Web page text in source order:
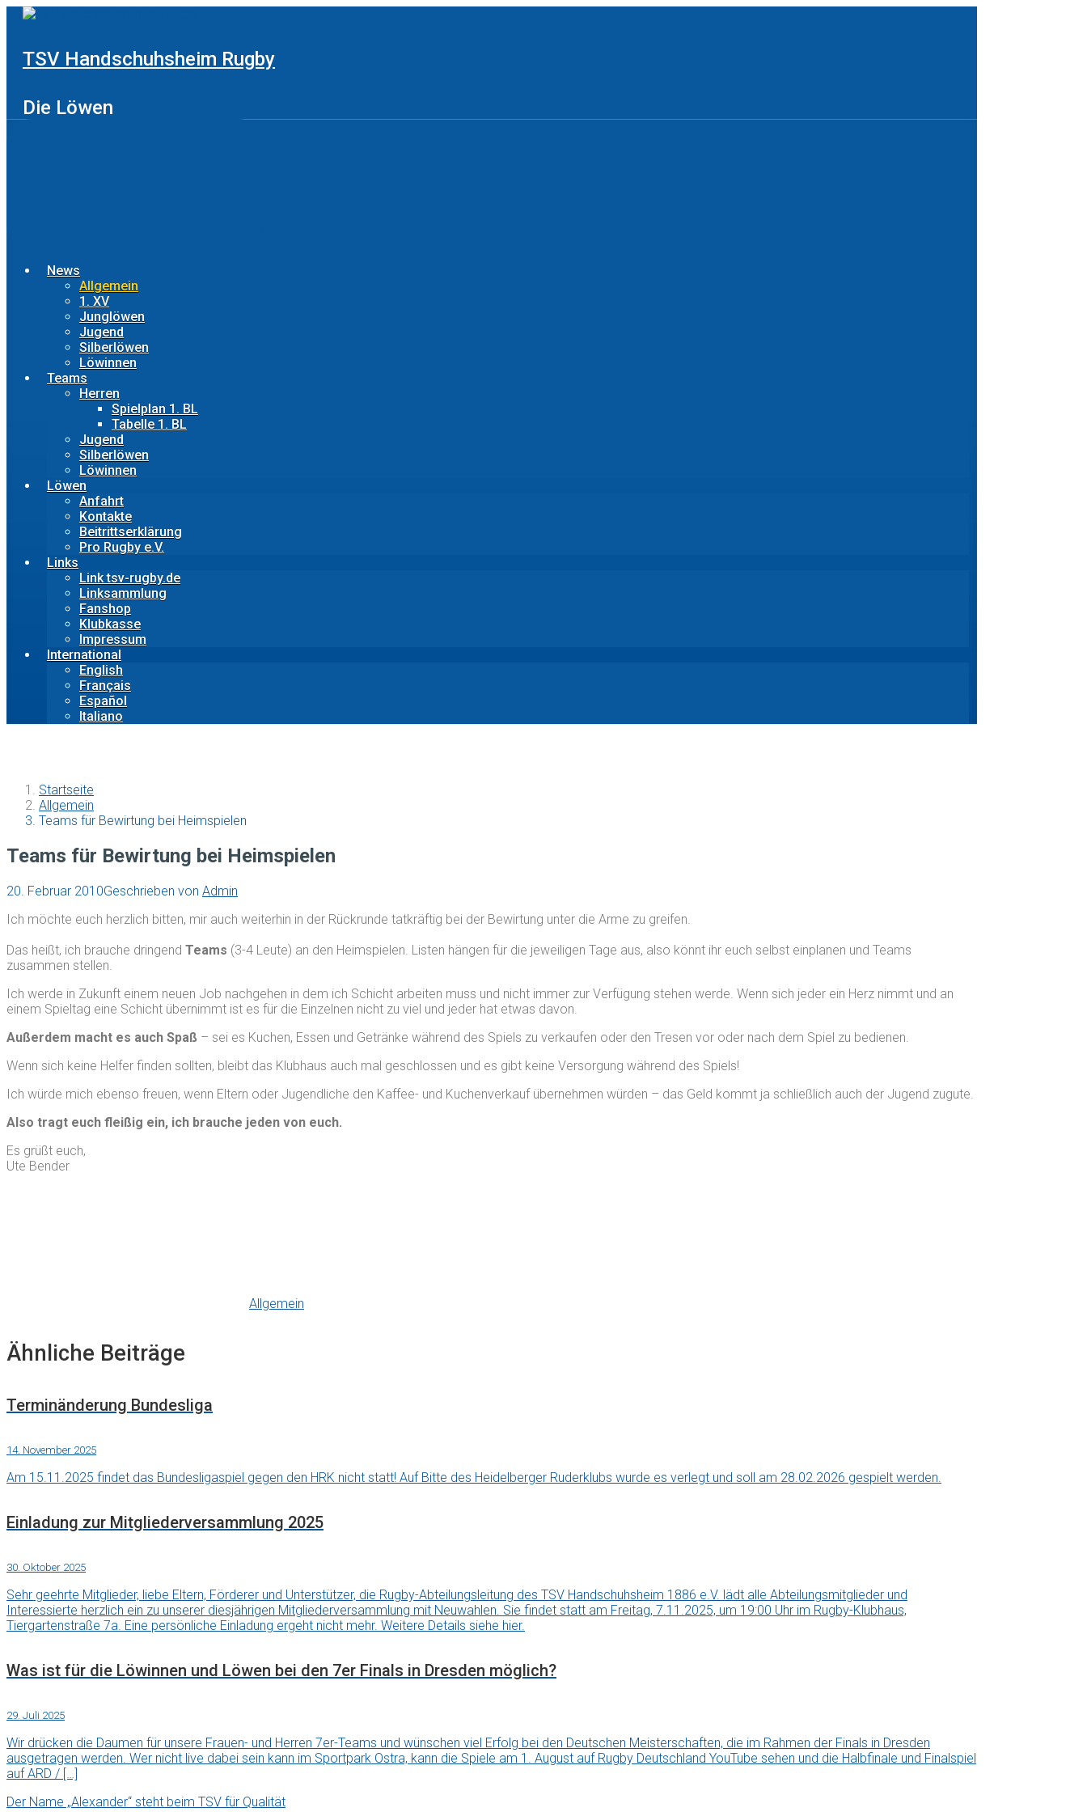
Zum
TSV Handschuhsheim Rugby
Die Löwen
News
Allgemein
1. XV
Junglöwen
Jugend
Silberlöwen
Löwinnen
Teams
Herren
Spielplan 1. BL
Tabelle 1. BL
Jugend
Silberlöwen
Löwinnen
Löwen
Anfahrt
Kontakte
Beitrittserklärung
Pro Rugby e.V.
Links
Link tsv-rugby.de
Linksammlung
Fanshop
Klubkasse
Impressum
International
English
Français
Español
Italiano
Startseite
Allgemein
Teams für Bewirtung bei Heimspielen
Teams für Bewirtung bei Heimspielen
20. Februar 2010Geschrieben von Admin
Ich möchte euch herzlich bitten, mir auch weiterhin in der Rückrunde tatkräftig bei der Bewirtung unter die Arme zu greifen.
Das heißt, ich brauche dringend Teams (3-4 Leute) an den Heimspielen. Listen hängen für die jeweiligen Tage aus, also könnt ihr euch selbst einplanen und Teams
zusammen stellen.
Ich werde in Zukunft einem neuen Job nachgehen in dem ich Schicht arbeiten muss und nicht immer zur Verfügung stehen werde. Wenn sich jeder ein Herz nimmt und an
einem Spieltag eine Schicht übernimmt ist es für die Einzelnen nicht zu viel und jeder hat etwas davon.
Außerdem macht es auch Spaß – sei es Kuchen, Essen und Getränke während des Spiels zu verkaufen oder den Tresen vor oder nach dem Spiel zu bedienen.
Wenn sich keine Helfer finden sollten, bleibt das Klubhaus auch mal geschlossen und es gibt keine Versorgung während des Spiels!
Ich würde mich ebenso freuen, wenn Eltern oder Jugendliche den Kaffee- und Kuchenverkauf übernehmen würden – das Geld kommt ja schließlich auch der Jugend zugute.
Also tragt euch fleißig ein, ich brauche jeden von euch.
Es grüßt euch,
Ute Bender
Allgemein
Ähnliche Beiträge
Terminänderung Bundesliga
14. November 2025
Am 15.11.2025 findet das Bundesligaspiel gegen den HRK nicht statt! Auf Bitte des Heidelberger Ruderklubs wurde es verlegt und soll am 28.02.2026 gespielt werden.
Einladung zur Mitgliederversammlung 2025
30. Oktober 2025
Sehr geehrte Mitglieder, liebe Eltern, Förderer und Unterstützer, die Rugby-Abteilungsleitung des TSV Handschuhsheim 1886 e.V. lädt alle Abteilungsmitglieder und
Interessierte herzlich ein zu unserer diesjährigen Mitgliederversammlung mit Neuwahlen. Sie findet statt am Freitag, 7.11.2025, um 19:00 Uhr im Rugby-Klubhaus,
Tiergartenstraße 7a. Eine persönliche Einladung ergeht nicht mehr. Weitere Details siehe hier.
Was ist für die Löwinnen und Löwen bei den 7er Finals in Dresden möglich?
29. Juli 2025
Wir drücken die Daumen für unsere Frauen- und Herren 7er-Teams und wünschen viel Erfolg bei den Deutschen Meisterschaften, die im Rahmen der Finals in Dresden
ausgetragen werden. Wer nicht live dabei sein kann im Sportpark Ostra, kann die Spiele am 1. August auf Rugby Deutschland YouTube sehen und die Halbfinale und Finalspiel
auf ARD / […]
Der Name „Alexander“ steht beim TSV für Qualität